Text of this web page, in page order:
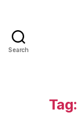
Search
Tag: